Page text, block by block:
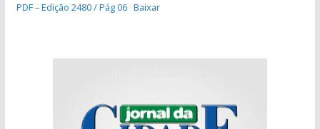
PDF – Edição 2480 / Pág 06 Baixar